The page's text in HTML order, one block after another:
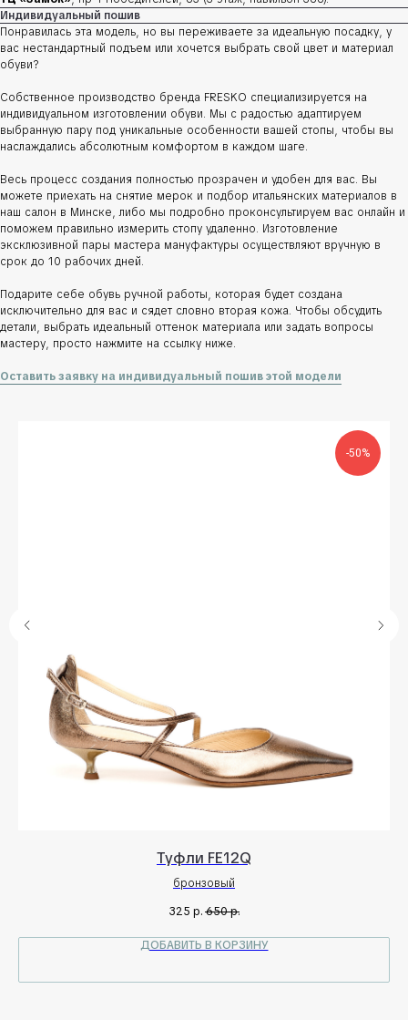
Индивидуальный пошив
Понравилась эта модель, но вы переживаете за идеальную посадку, у
вас нестандартный подъем или хочется выбрать свой цвет и материал
обуви?
Собственное производство бренда FRESKO специализируется на
индивидуальном изготовлении обуви. Мы с радостью адаптируем
выбранную пару под уникальные особенности вашей стопы, чтобы вы
наслаждались абсолютным комфортом в каждом шаге.
Весь процесс создания полностью прозрачен и удобен для вас. Вы
можете приехать на снятие мерок и подбор итальянских материалов в
наш салон в Минске, либо мы подробно проконсультируем вас онлайн и
поможем правильно измерить стопу удаленно. Изготовление
эксклюзивной пары мастера мануфактуры осуществляют вручную в
срок до 10 рабочих дней.
Подарите себе обувь ручной работы, которая будет создана
исключительно для вас и сядет словно вторая кожа. Чтобы обсудить
детали, выбрать идеальный оттенок материала или задать вопросы
мастеру, просто нажмите на ссылку ниже.
Оставить заявку на индивидуальный пошив этой модели
-50%
Туфли FE12Q
бронзовый
325 р. 650р.
ДОБАВИТЬ В КОРЗИНУ